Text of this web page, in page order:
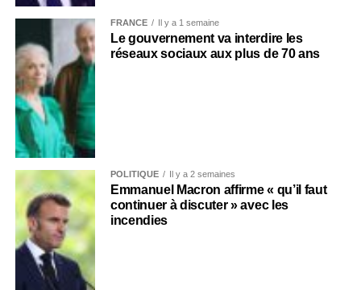
FRANCE Il y a 1 semaine
Le gouvernement va interdire les
réseaux sociaux aux plus de 70 ans
POLITIQUE Il y a 2 semaines
Emmanuel Macron affirme « qu’il faut
continuer à discuter » avec les
incendies